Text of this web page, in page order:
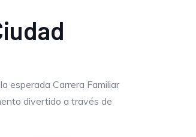
esperada Carrera Familiar
divertido a través de